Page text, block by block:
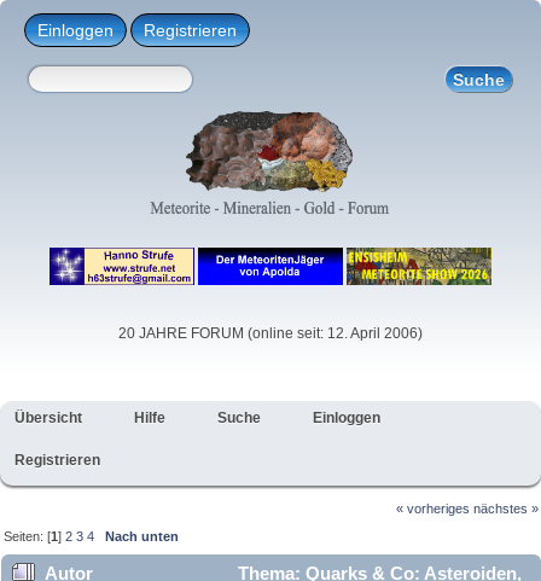
Einloggen Registrieren
20 JAHRE FORUM (online seit: 12. April 2006)
Übersicht Hilfe Suche Einloggen
Registrieren
« vorheriges nächstes »
Seiten: [1]2 3 4 Nach unten
Autor
Thema: Quarks & Co: Asteroiden,